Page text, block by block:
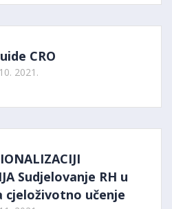
CRO
2021.
Sudjelovanje RH u
cjeloživotno učenje